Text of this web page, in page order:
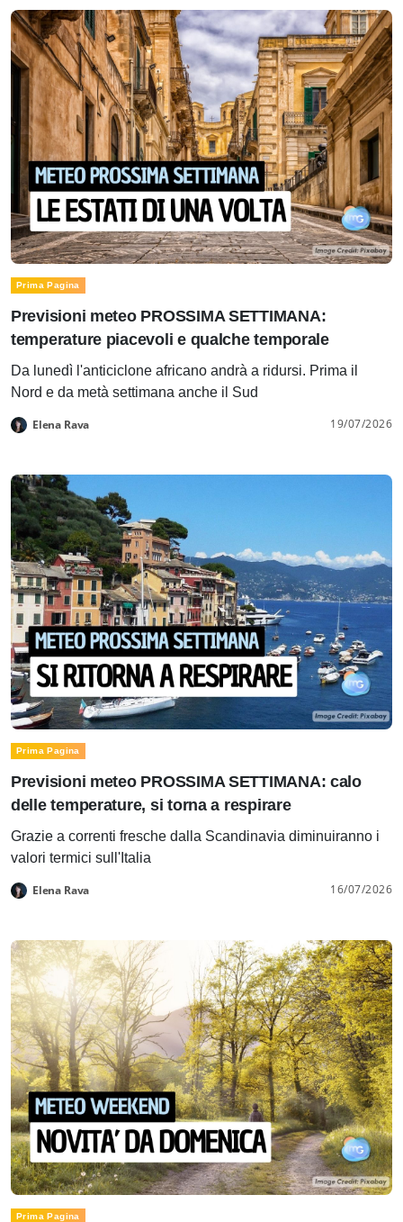
Prima Pagina
Previsioni meteo PROSSIMA SETTIMANA:
temperature piacevoli e qualche temporale
Da lunedì l'anticiclone africano andrà a ridursi. Prima il
Nord e da metà settimana anche il Sud
Elena Rava 19/07/2026
Prima Pagina
Previsioni meteo PROSSIMA SETTIMANA: calo
delle temperature, si torna a respirare
Grazie a correnti fresche dalla Scandinavia diminuiranno i
valori termici sull'Italia
Elena Rava 16/07/2026
Prima Pagina